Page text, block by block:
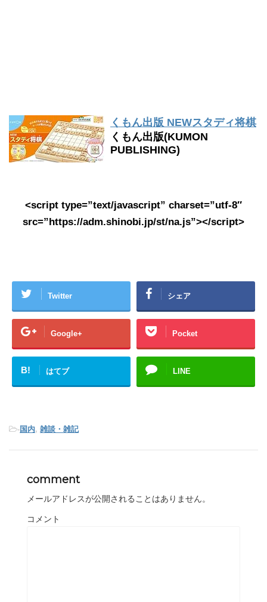
くもん出版 NEWスタディ将棋
くもん出版(KUMON
PUBLISHING)
<script type=”text/javascript” charset=”utf-8″
src=”https://adm.shinobi.jp/st/na.js”></script>
Twitter シェア
Google+ Pocket
B! はてブ LINE
-国内, 雑談・雑記
comment
メールアドレスが公開されることはありません。
コメント